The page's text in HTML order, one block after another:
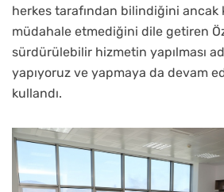
herkes tarafından bilindiğini ancak
müdahale etmediğini dile getiren
sürdürülebilir hizmetin yapılması
yapıyoruz ve yapmaya da devam
kullandı.